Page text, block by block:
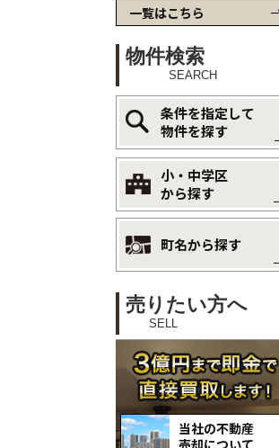
一覧はこちら
物件検索
SEARCH
条件を指定して
物件を探す
小・中学区
から探す
町名から探す
売りたい方へ
SELL
当社の不動産
売却について